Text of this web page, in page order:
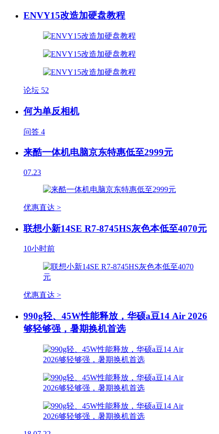
ENVY15改造加硬盘教程
论坛 52
何为单反相机
问答 4
来酷一体机电脑京东特惠低至2999元
07.23
优惠直达 >
联想小新14SE R7-8745HS灰色本低至4070元
10小时前
优惠直达 >
990g轻、45W性能释放，华硕a豆14 Air 2026
够轻够强，暑期换机首选